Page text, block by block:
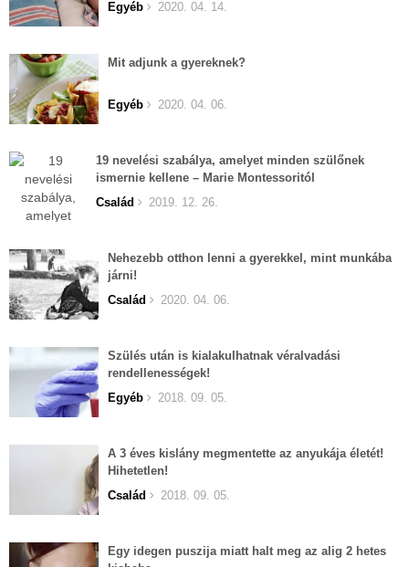
Egyéb 2020. 04. 14.
Mit adjunk a gyereknek?
Egyéb 2020. 04. 06.
19 nevelési szabálya, amelyet minden szülőnek
ismernie kellene – Marie Montessoritól
Család
2019. 12. 26.
Nehezebb otthon lenni a gyerekkel, mint munkába
járni!
Család
2020. 04. 06.
Szülés után is kialakulhatnak véralvadási
rendellenességek!
Egyéb
2018. 09. 05.
A 3 éves kislány megmentette az anyukája életét!
Hihetetlen!
Család
2018. 09. 05.
Egy idegen puszija miatt halt meg az alig 2 hetes